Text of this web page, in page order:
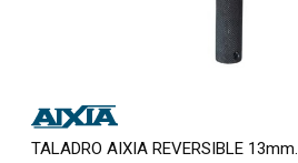
TALADRO AIXIA REVERSIBLE 13mm.